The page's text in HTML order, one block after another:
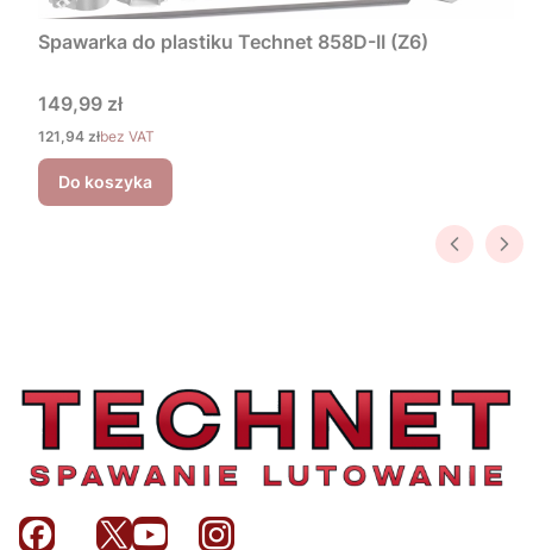
Spawarka do plastiku Technet 858D-II (Z6)
Cena
149,99 zł
Cena
121,94 złbez VAT
Do koszyka